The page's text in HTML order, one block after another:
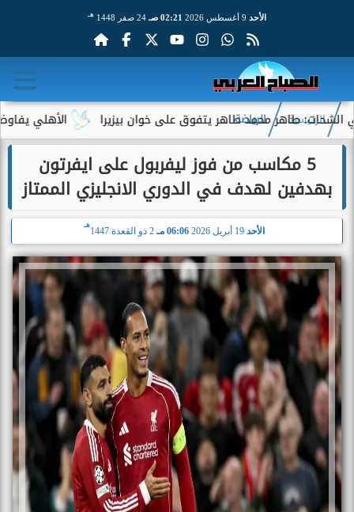
الأحد 02:21 صـ 24 صفر 1448 هـ
الأهلي يفاوض أحمد عبد محمد طاهر يتفوق على خوان بيزيرا
الرئيسية الرياضة
5 مكاسب من فوز ليفربول على ايفرتون
بهدفين لهدف في الدوري الانجليزي الممتاز
الأحد 19 أبريل 2026 06:06 مـ 2 ذو القعدة 1447
هـ